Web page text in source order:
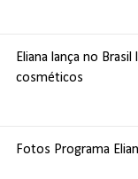
Eliana lança no
cosméticos
Fotos Programa